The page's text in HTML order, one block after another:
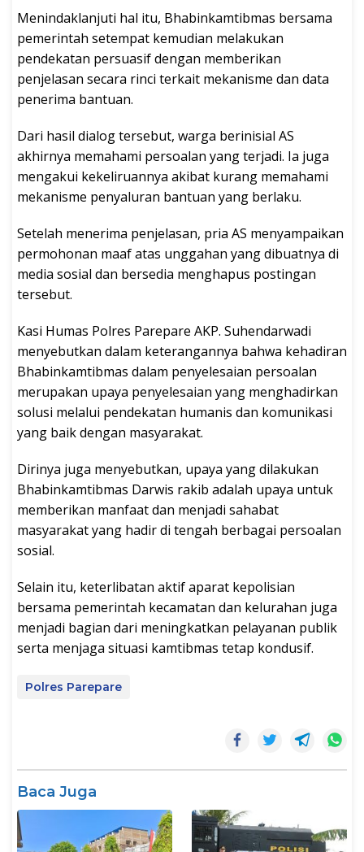
Menindaklanjuti hal itu, Bhabinkamtibmas bersama
pemerintah setempat kemudian melakukan
pendekatan persuasif dengan memberikan
penjelasan secara rinci terkait mekanisme dan data
penerima bantuan.
Dari hasil dialog tersebut, warga berinisial AS
akhirnya memahami persoalan yang terjadi. Ia juga
mengakui kekeliruannya akibat kurang memahami
mekanisme penyaluran bantuan yang berlaku.
Setelah menerima penjelasan, pria AS menyampaikan
permohonan maaf atas unggahan yang dibuatnya di
media sosial dan bersedia menghapus postingan
tersebut.
Kasi Humas Polres Parepare AKP. Suhendarwadi
menyebutkan dalam keterangannya bahwa kehadiran
Bhabinkamtibmas dalam penyelesaian persoalan
merupakan upaya penyelesaian yang menghadirkan
solusi melalui pendekatan humanis dan komunikasi
yang baik dengan masyarakat.
Dirinya juga menyebutkan, upaya yang dilakukan
Bhabinkamtibmas Darwis rakib adalah upaya untuk
memberikan manfaat dan menjadi sahabat
masyarakat yang hadir di tengah berbagai persoalan
sosial.
Selain itu, keterlibatan aktif aparat kepolisian
bersama pemerintah kecamatan dan kelurahan juga
menjadi bagian dari meningkatkan pelayanan publik
serta menjaga situasi kamtibmas tetap kondusif.
Polres Parepare
Baca Juga